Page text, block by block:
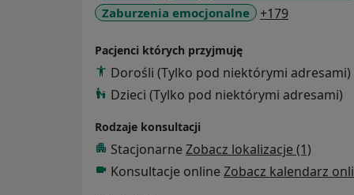
Zaburzenia emocjonalne
+179
Pacjenci których przyjmuję
Dorośli (Tylko pod niektórymi adresami)
Dzieci (Tylko pod niektórymi adresami)
Rodzaje konsultacji
Stacjonarne Zobacz lokalizacje (1)
Konsultacje online Zobacz kalendarz